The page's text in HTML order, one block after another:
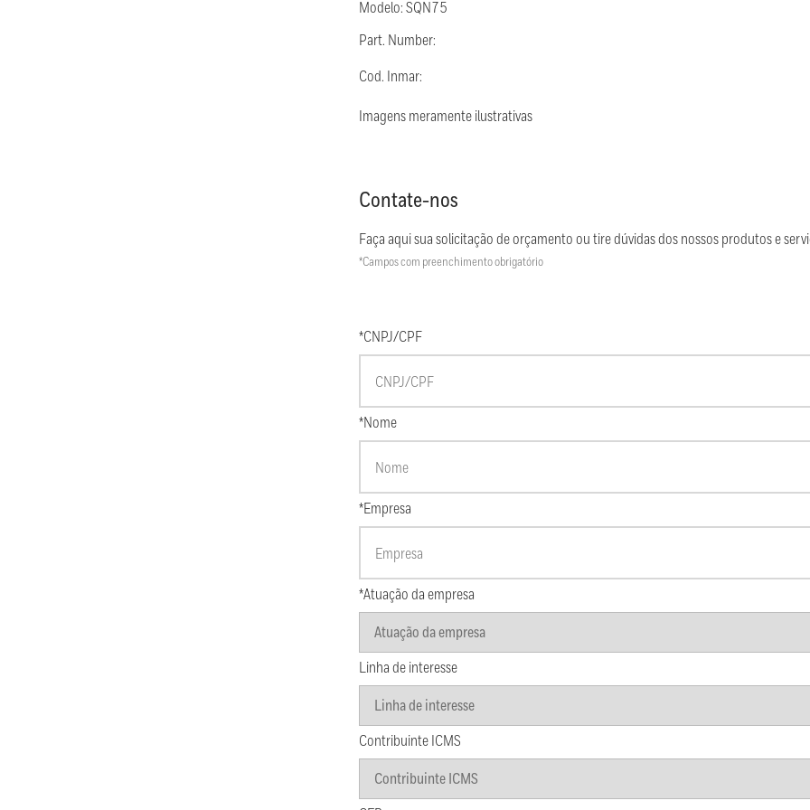
Modelo: SQN75
Part. Number:
Cod. Inmar:
Imagens meramente ilustrativas
Contate-nos
Faça aqui sua solicitação de orçamento ou tire dúvidas dos nossos produtos e
*Campos com preenchimento obrigatório
*CNPJ/CPF
*Nome
*Empresa
*Atuação da empresa
Linha de interesse
Contribuinte ICMS